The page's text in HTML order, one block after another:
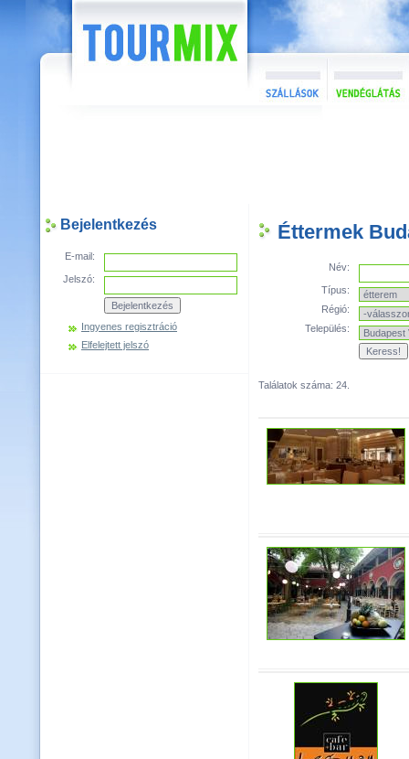
Bejelentkezés
E-mail:
Jelszó:
Ingyenes regisztráció
Elfelejtett jelszó
Éttermek
Név:
Típus:
Régió:
Település:
Találatok száma: 24.